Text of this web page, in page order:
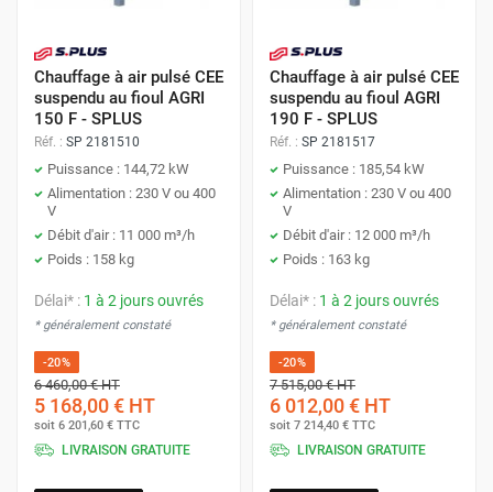
Chauffage à air pulsé CEE
suspendu au fioul AGRI
150 F - SPLUS
Réf. : SP 2181510
Puissance : 144,72 kW
Alimentation : 230 V ou 400
V
Débit d'air : 11 000 m³/h
Poids : 158 kg
Délai* : 1 à 2 jours ouvrés
* généralement constaté
-20%
6 460,00 €HT
5 168,00 € HT
soit 6 201,60 € TTC
LIVRAISON GRATUITE
Chauffage à air pulsé CEE
suspendu au fioul AGRI
190 F - SPLUS
Réf. : SP 2181517
Puissance : 185,54 kW
Alimentation : 230 V ou 400
V
Débit d'air : 12 000 m³/h
Poids : 163 kg
Délai* : 1 à 2 jours ouvrés
* généralement constaté
-20%
7 515,00 €HT
6 012,00 € HT
soit 7 214,40 € TTC
LIVRAISON GRATUITE